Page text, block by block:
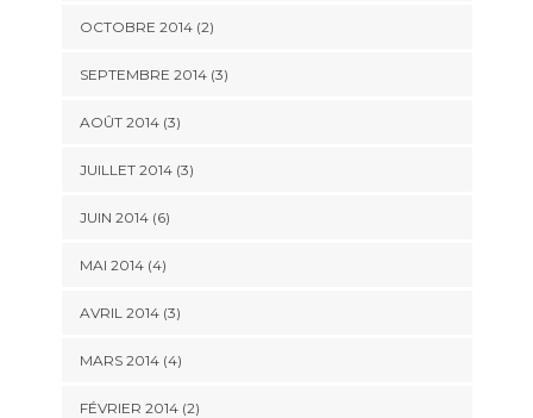
OCTOBRE 2014(2)
SEPTEMBRE 2014(3)
AOÛT 2014(3)
JUILLET 2014(3)
JUIN 2014(6)
MAI 2014(4)
AVRIL 2014(3)
MARS 2014(4)
FÉVRIER 2014(2)